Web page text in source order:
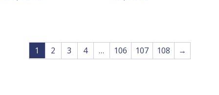
1 2 3 4 … 106 107 108 →